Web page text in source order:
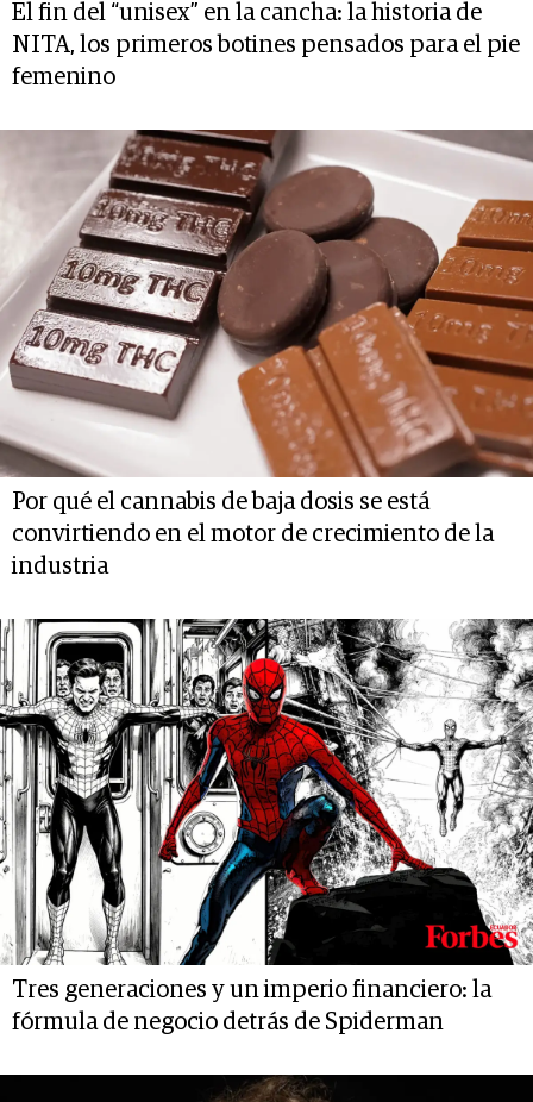
El fin del “unisex” en la cancha: la historia de
NITA, los primeros botines pensados para el pie
femenino
Por qué el cannabis de baja dosis se está
convirtiendo en el motor de crecimiento de la
industria
Tres generaciones y un imperio financiero: la
fórmula de negocio detrás de Spiderman